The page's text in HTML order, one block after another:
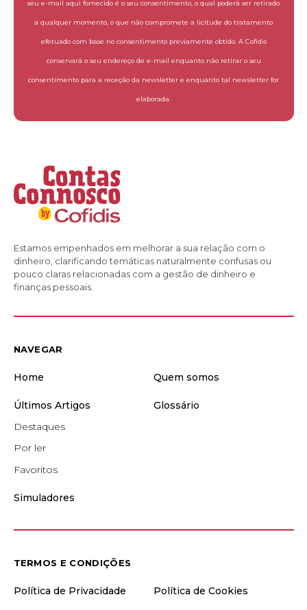
seu e-mail aqui fornecido é o seu consentimento, o qual poderá ser retirado
a qualquer momento, o que não compromete a licitude do tratamento
efetuado com base no consentimento previamente obtido. A Cofidis
conservará o seu endereço de e-mail enquanto não retirar o seu
consentimento para a receção da newsletter e enquanto tal newsletter for
elaborada.
Estamos empenhados em melhorar a sua relação com o
dinheiro, clarificando temáticas naturalmente confusas ou
pouco claras relacionadas com a gestão de dinheiro e
finanças pessoais.
NAVEGAR
Home Quem somos
Últimos Artigos
Destaques
Por ler
Favoritos
Glossário
Simuladores
TERMOS E CONDIÇÕES
Política de Privacidade Política de Cookies